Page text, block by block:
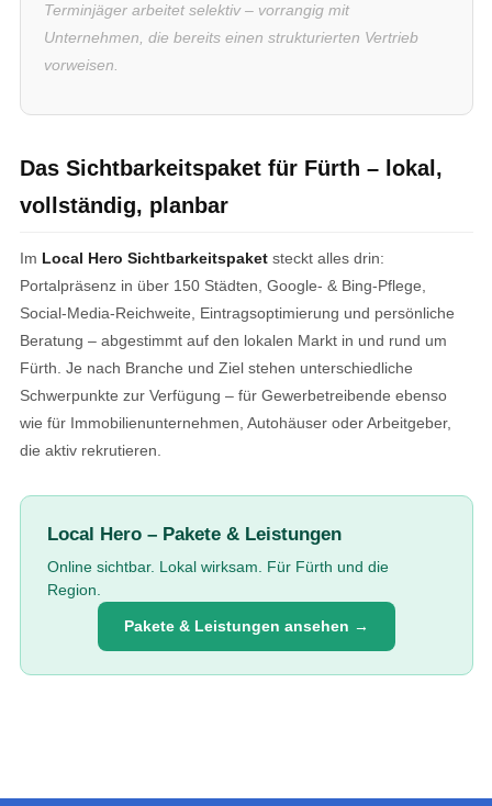
Terminjäger arbeitet selektiv – vorrangig mit
Unternehmen, die bereits einen strukturierten Vertrieb
vorweisen.
Das Sichtbarkeitspaket für Fürth – lokal,
vollständig, planbar
Im Local Hero Sichtbarkeitspaketsteckt alles drin:
Portalpräsenz in über 150 Städten, Google- & Bing-Pflege,
Social-Media-Reichweite, Eintragsoptimierung und persönliche
Beratung – abgestimmt auf den lokalen Markt in und rund um
Fürth. Je nach Branche und Ziel stehen unterschiedliche
Schwerpunkte zur Verfügung – für Gewerbetreibende ebenso
wie für Immobilienunternehmen, Autohäuser oder Arbeitgeber,
die aktiv rekrutieren.
Local Hero – Pakete & Leistungen
Online sichtbar. Lokal wirksam. Für Fürth und die
Region.
Pakete & Leistungen ansehen →